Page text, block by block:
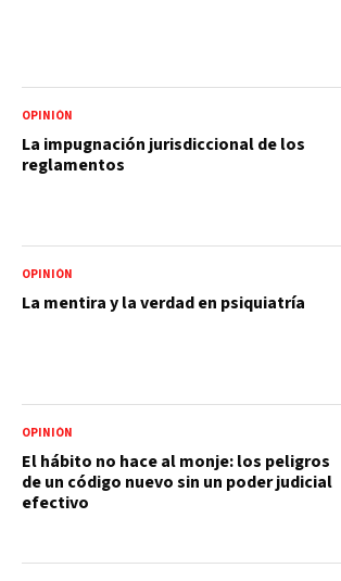
OPINIÓN
La impugnación jurisdiccional de los
reglamentos
OPINIÓN
La mentira y la verdad en psiquiatría
OPINIÓN
El hábito no hace al monje: los peligros
de un código nuevo sin un poder judicial
efectivo